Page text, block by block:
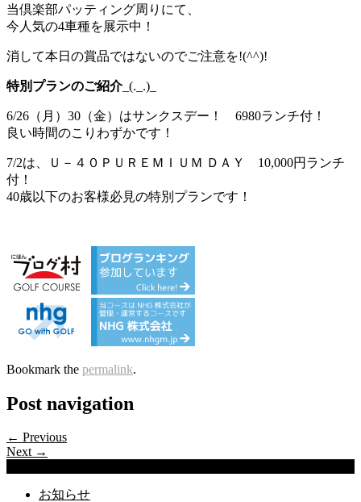
当倶楽部パッティング周りにて、
今人気の4車種を展示中！
消して本日の賞品ではないのでご注意を!(^^)!
特別プランのご紹介_(._.)_
6/26（月）30（金）はサンクスデー！ 6980ランチ付！
良い時間のこりわずかです！
7/2は、Ｕ－４０ＰＵＲＥＭＩＵＭ ＤＡＹ 10,000円ランチ
付！
40歳以下のお客様必見の特別プランです！
Bookmark the permalink.
Post navigation
← Previous
Next →
お知らせ